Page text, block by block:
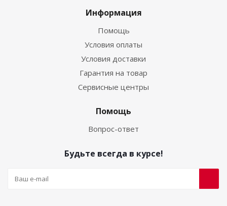
Информация
Помощь
Условия оплаты
Условия доставки
Гарантия на товар
Сервисные центры
Помощь
Вопрос-ответ
Будьте всегда в курсе!